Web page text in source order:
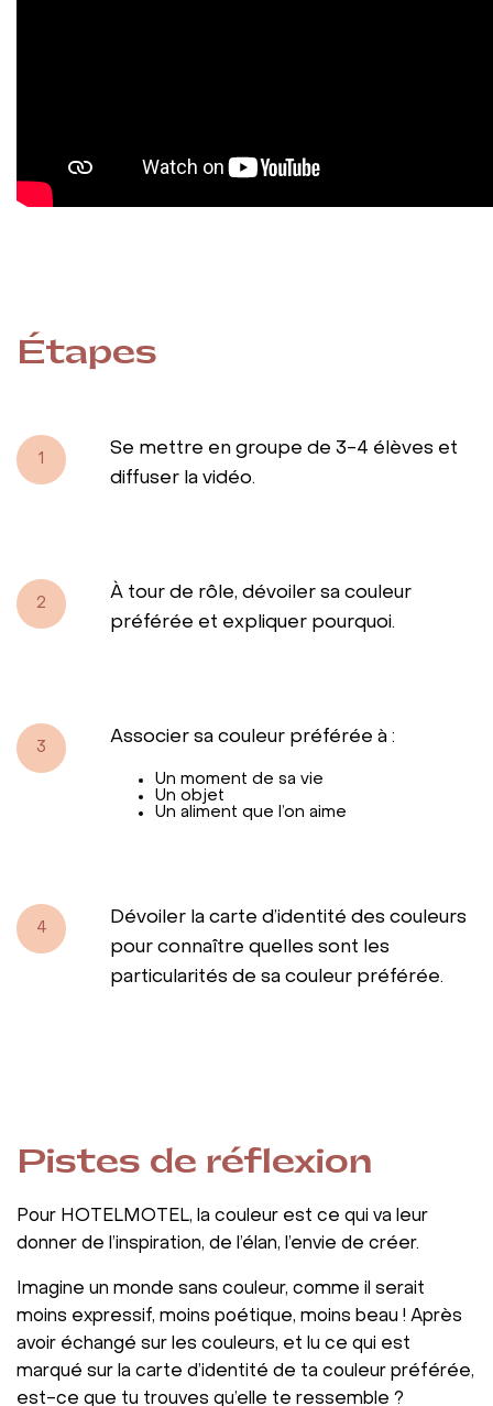
Étapes
1
Se mettre en groupe de 3-4 élèves et
diffuser la vidéo.
2
À tour de rôle, dévoiler sa couleur
préférée et expliquer pourquoi.
3
Associer sa couleur préférée à :
Un moment de sa vie
Un objet
Un aliment que l’on aime
4
Dévoiler la carte d’identité des couleurs
pour connaître quelles sont les
particularités de sa couleur préférée.
Pistes de réflexion
Pour HOTELMOTEL, la couleur est ce qui va leur
donner de l’inspiration, de l’élan, l’envie de créer.
Imagine un monde sans couleur, comme il serait
moins expressif, moins poétique, moins beau ! Après
avoir échangé sur les couleurs, et lu ce qui est
marqué sur la carte d’identité de ta couleur préférée,
est-ce que tu trouves qu’elle te ressemble ?